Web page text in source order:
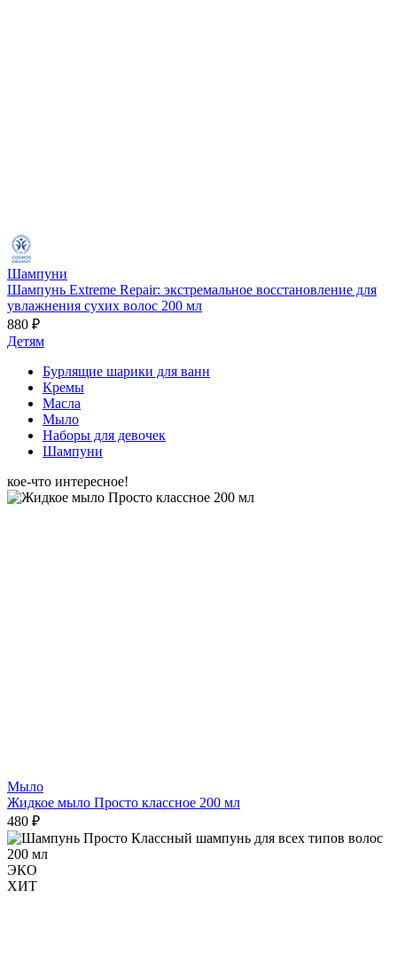
Шампуни
Шампунь Extreme Repair: экстремальное восстановление для
увлажнения сухих волос 200 мл
880 ₽
Детям
Бурлящие шарики для ванн
Кремы
Масла
Мыло
Наборы для девочек
Шампуни
кое-что интересное!
Мыло
Жидкое мыло Просто классное 200 мл
480 ₽
ЭКО
ХИТ